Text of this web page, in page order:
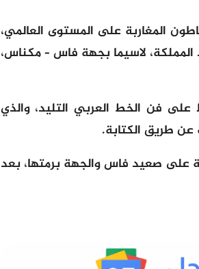
المغاربة على المستوى العالمي،
لاسيما بجهة فاس – مكناس،
فن الخط العربي التليد، والذي
عن طريق الكتابة.
على صعيد فاس والجهة برمتها، بعد